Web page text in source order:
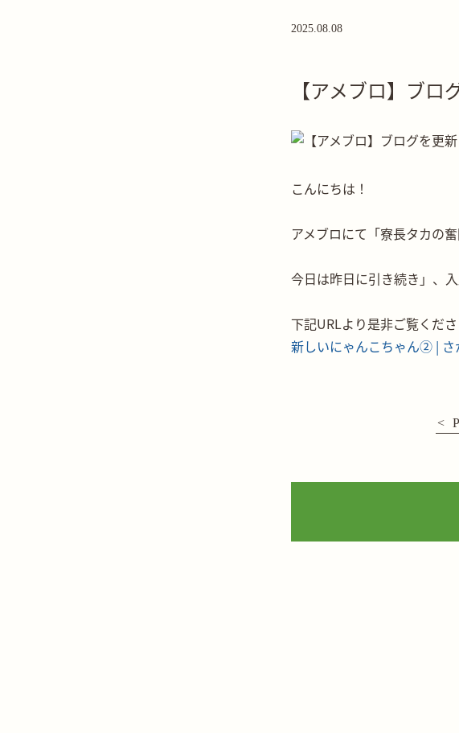
2025.08.08
【アメブロ】ブ
こんにちは！
アメブロにて「寮長タカの
今日は昨日に引き続き」、
下記URLより是非ご覧くださ
新しいにゃんこちゃん② |